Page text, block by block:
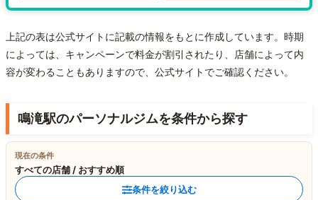
上記の表は公式サイトに記載の情報をもとに作成しています。時期
によっては、キャンペーンで料金が割引されたり、店舗によって内
容が変わることもありますので、公式サイトでご確認ください。
鳴滝駅のパーソナルジムを条件から探す
現在の条件
すべての店舗 / おすすめ順
条件を絞り込む